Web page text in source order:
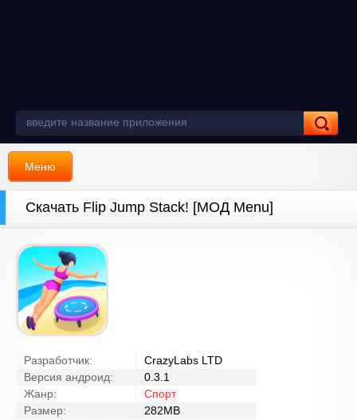
Меню
Скачать Flip Jump Stack! [МОД Menu]
Разработчик:
CrazyLabs LTD
Версия андроид:
0.3.1
Жанр:
Спорт
Размер:
282MB